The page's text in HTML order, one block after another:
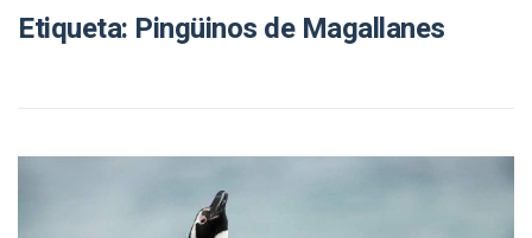
Etiqueta: Pingüinos de Magallanes